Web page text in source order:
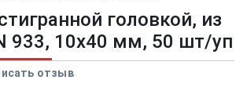
головкой, из
933, 10х40 мм, 50 шт/уп
отзыв